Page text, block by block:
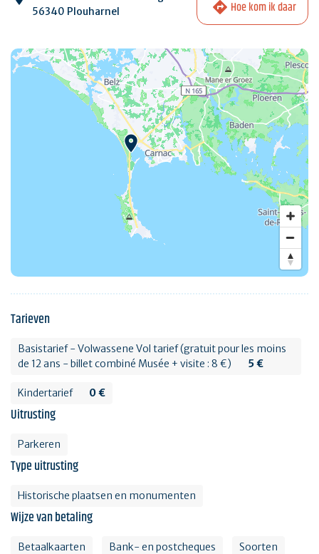
56340 Plouharnel
Hoe kom ik daar
Tarieven
Basistarief - Volwassene Vol tarief (gratuit pour les moins
de 12 ans - billet combiné Musée + visite : 8 €)
5 €
Kindertarief 0 €
Uitrusting
Parkeren
Type uitrusting
Historische plaatsen en monumenten
Wijze van betaling
Betaalkaarten Bank- en postcheques Soorten